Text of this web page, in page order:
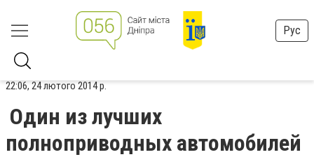
Рус
22:06, 24 лютого 2014 р.
Один из лучших
полноприводных автомобилей